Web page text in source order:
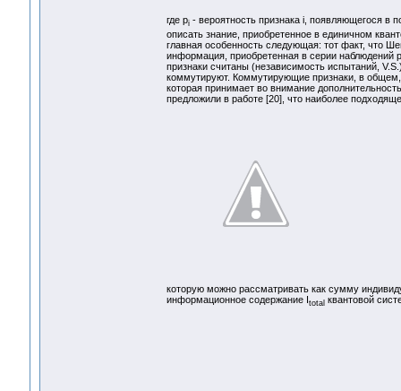
где pi- вероятность признака i, появляющегося в
описать знание, приобретенное в единичном
главная особенность следующая: тот факт, что
информация, приобретенная в серии наблюдений
признаки считаны (независимость испытаний,
коммутируют. Коммутирующие признаки, в
которая принимает во внимание
предложили в работе [20], что наиболее
которую можно рассматривать как сумму
информационное содержание Itotalквантовой